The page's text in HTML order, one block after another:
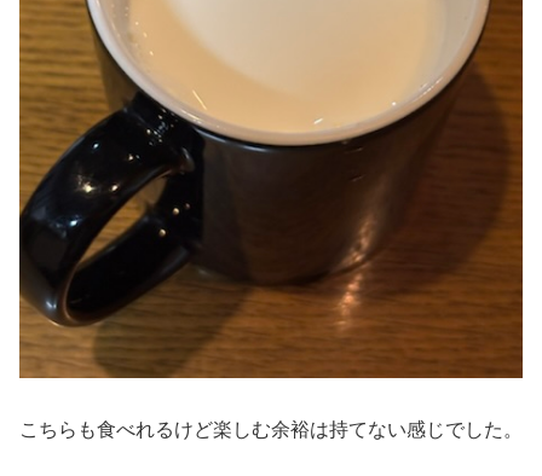
こちらも食べれるけど楽しむ余裕は持てない感じでした。